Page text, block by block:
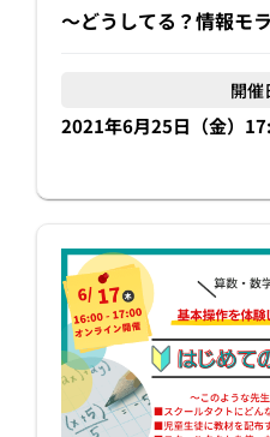
〜どうしてる？情報モ
開催
2021年6月25日（金）